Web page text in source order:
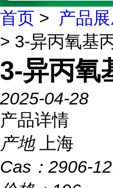
首页 > 产品
> 3-异丙氧基
3-异丙氧
2025-04-28
产品详情
产地
上海
Cas： 2906-